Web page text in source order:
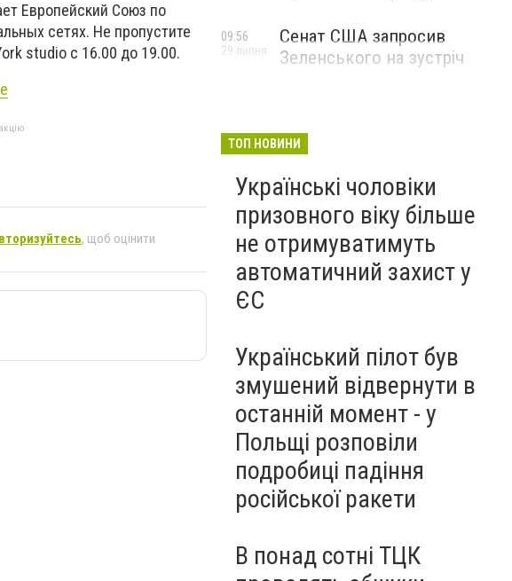
Европейский Союз по
сетях. Не пропустите
studio с 16.00 до 19.00.
, щоб оцінити
Сенат США запросив
Зеленського на зустріч
09:56
29 липня
ТОП НОВИНИ
Українські чоловіки
призовного віку більше
не отримуватимуть
автоматичний захист у
ЄС
Український пілот був
змушений відвернути в
останній момент - у
Польщі розповіли
подробиці падіння
російської ракети
В понад сотні ТЦК